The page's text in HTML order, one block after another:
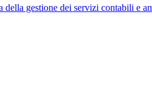
gestione dei servizi contabili e